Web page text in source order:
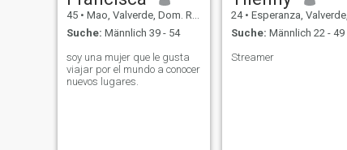
45 • Mao, Valverde, Dom. Rep.
Suche: Männlich 39 - 54
soy una mujer que le gusta
viajar por el mundo a conocer
nuevos lugares.
24 • Esperanza, Valverde, Dom. Rep.
Suche: Männlich 22 - 49
Streamer